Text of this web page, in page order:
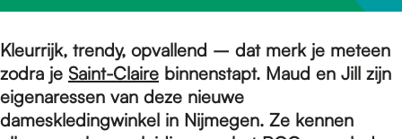
m
e
Kleurrijk, trendy, opvallend – dat merk je meteen
zodra je Saint-Claire binnenstapt. Maud en Jill zijn
eigenaressen van deze nieuwe
dameskledingwinkel in Nijmegen. Ze kennen